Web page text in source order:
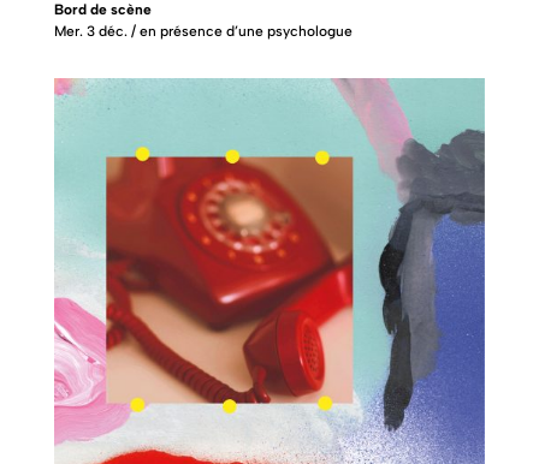
Bord de scène
Mer. 3 déc. / en présence d’une psychologue